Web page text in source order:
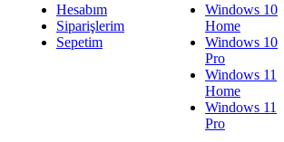
Hesabım
Siparişlerim
Sepetim
Windows 10
Home
Windows 10
Pro
Windows 11
Home
Windows 11
Pro